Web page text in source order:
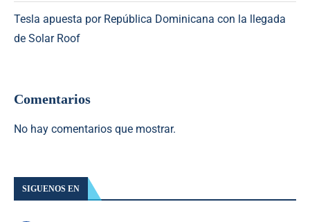
Tesla apuesta por República Dominicana con la llegada
de Solar Roof
Comentarios
No hay comentarios que mostrar.
SIGUENOS EN